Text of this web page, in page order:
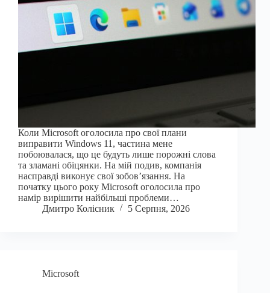
Коли Microsoft оголосила про свої плани
виправити Windows 11, частина мене
побоювалася, що це будуть лише порожні слова
та зламані обіцянки. На мій подив, компанія
насправді виконує свої зобов’язання. На
початку цього року Microsoft оголосила про
намір вирішити найбільші проблеми…
Дмитро Колісник
5 Серпня, 2026
Microsoft